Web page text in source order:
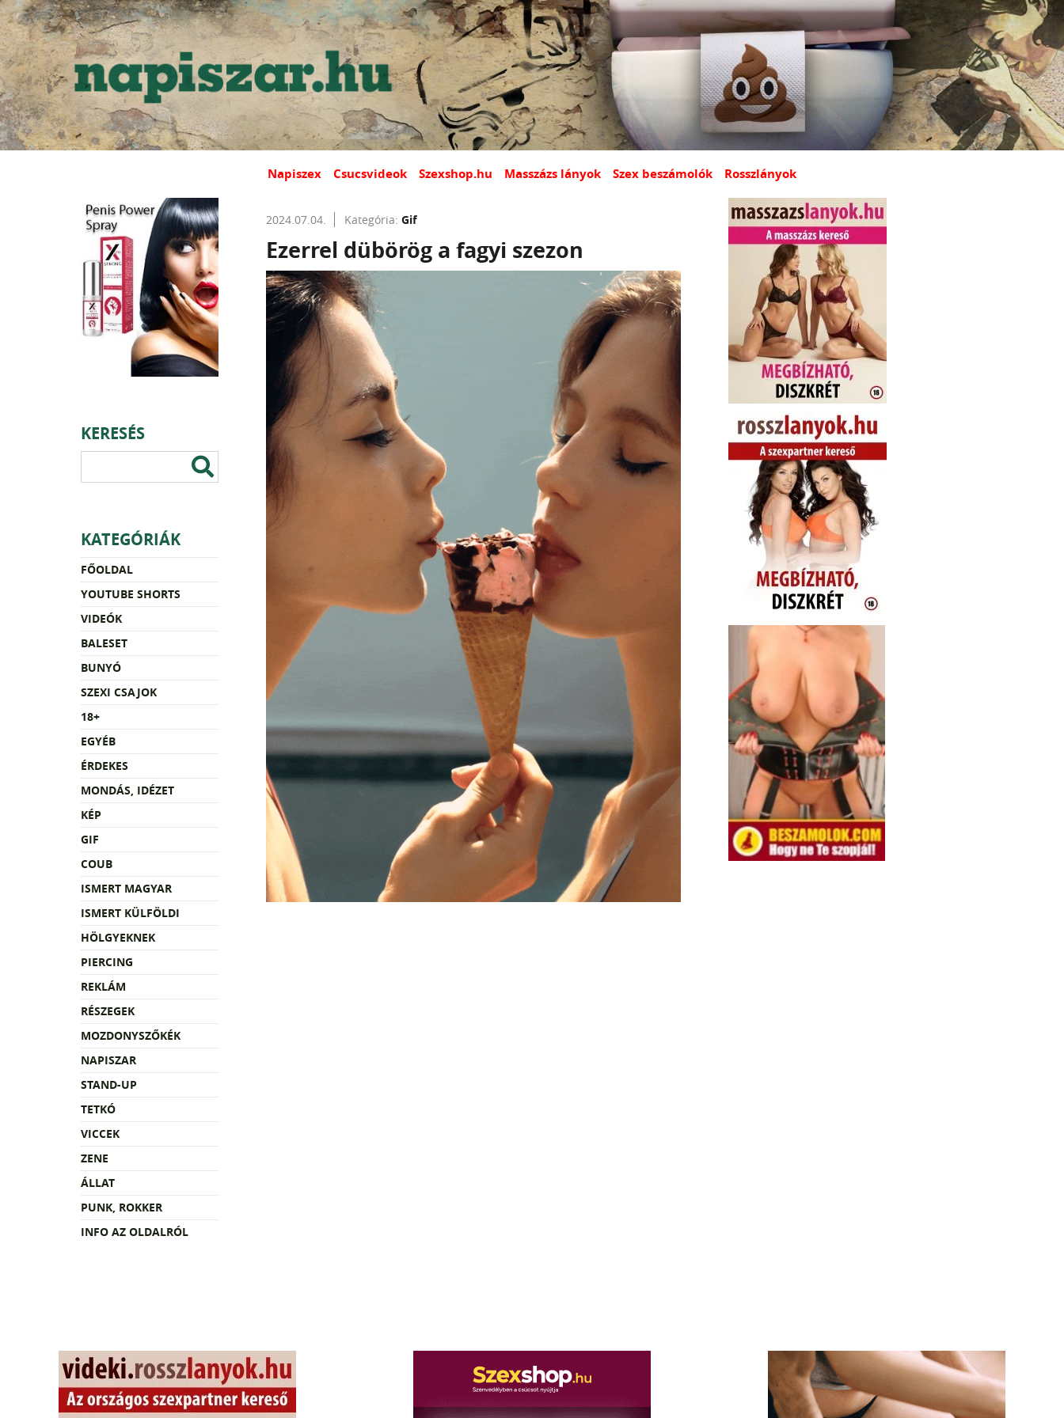
Napiszex Csucsvideok Szexshop.hu Masszázs lányok Szex beszámolók Rosszlányok
KERESÉS
KATEGÓRIÁK
FŐOLDAL
YOUTUBE SHORTS
VIDEÓK
BALESET
BUNYÓ
SZEXI CSAJOK
18+
EGYÉB
ÉRDEKES
MONDÁS, IDÉZET
KÉP
GIF
COUB
ISMERT MAGYAR
ISMERT KÜLFÖLDI
HÖLGYEKNEK
PIERCING
REKLÁM
RÉSZEGEK
MOZDONYSZŐKÉK
NAPISZAR
STAND-UP
TETKÓ
VICCEK
ZENE
ÁLLAT
PUNK, ROKKER
INFO AZ OLDALRÓL
2024.07.04. Kategória: Gif
Ezerrel dübörög a fagyi szezon